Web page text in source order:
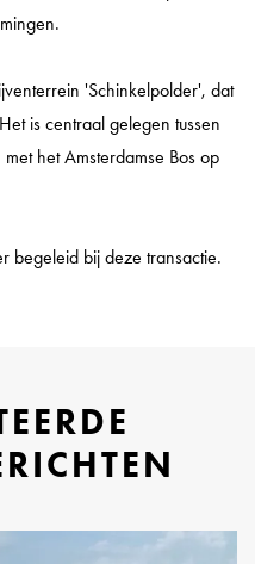
'Schinkelpolder', dat
is centraal gelegen tussen
het Amsterdamse Bos op
begeleid bij deze transactie.